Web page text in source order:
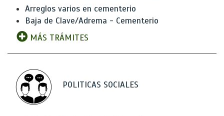
Arreglos varios en cementerio
Baja de Clave/Adrema - Cementerio
MÁS TRÁMITES
POLITICAS SOCIALES